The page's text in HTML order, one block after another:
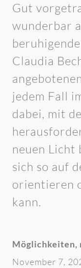
Gut
wunderbar
Claudia
jedem Fall
dabei, mit
neuen Licht
sich so auf
orientieren
kann.
Möglichkeiten,
November 7,